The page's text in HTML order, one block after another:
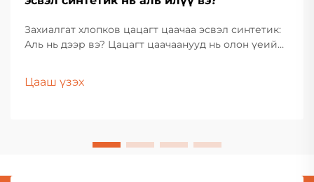
Захиалгат хлопков цацагт цаачаа эсвэл синтетик:
Аль нь дээр вэ? Цацагт цаачаанууд нь олон үеийн
бүрхүүл, татгалзахуйц загвар, сэтгэл хөдлөмжийн
Цааш үзэх